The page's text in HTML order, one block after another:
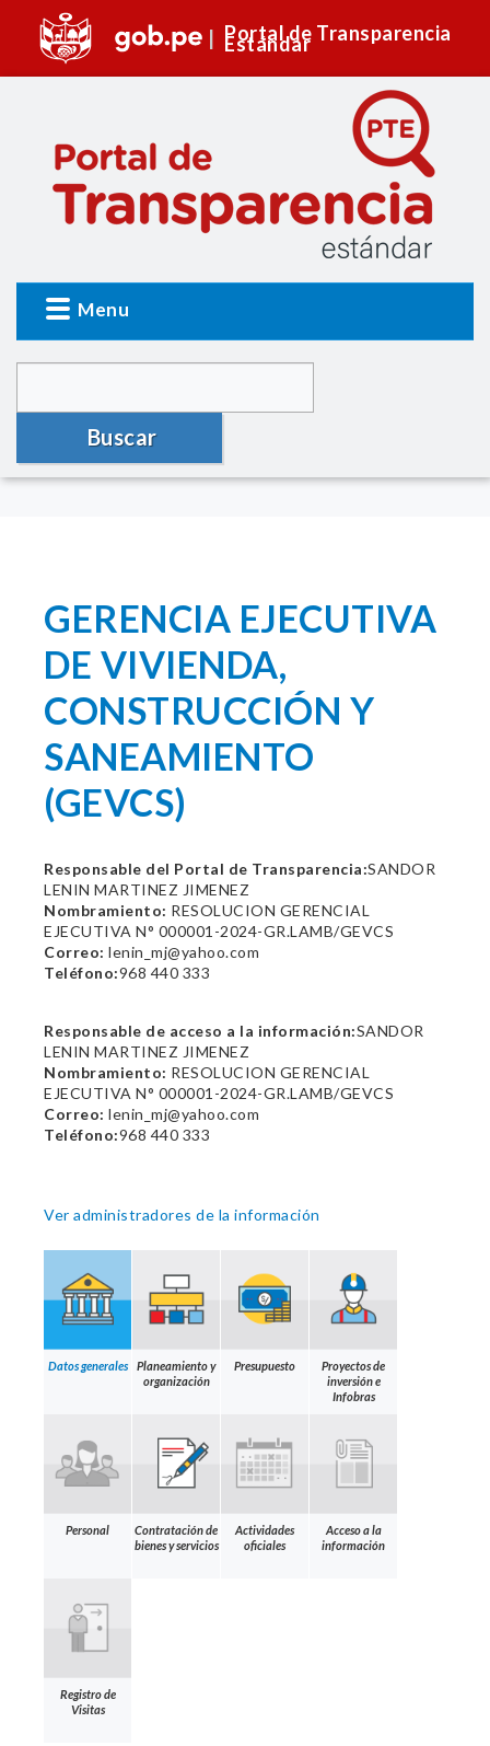
Portal de Transparencia
Estándar
Menu
Buscar
GERENCIA EJECUTIVA
DE VIVIENDA,
CONSTRUCCIÓN Y
SANEAMIENTO
(GEVCS)
Responsable del Portal de Transparencia:SANDOR
LENIN MARTINEZ JIMENEZ
Nombramiento: RESOLUCION GERENCIAL
EJECUTIVA N° 000001-2024-GR.LAMB/GEVCS
Correo: lenin_mj@yahoo.com
Teléfono:968 440 333
Responsable de acceso a la información:SANDOR
LENIN MARTINEZ JIMENEZ
Nombramiento: RESOLUCION GERENCIAL
EJECUTIVA N° 000001-2024-GR.LAMB/GEVCS
Correo: lenin_mj@yahoo.com
Teléfono:968 440 333
Ver administradores de la información
Datos generales
Planeamiento y
organización
Presupuesto
Proyectos de
inversión e
Infobras
Personal
Contratación de
bienes y servicios
Actividades
oficiales
Acceso a la
información
Registro de
Visitas